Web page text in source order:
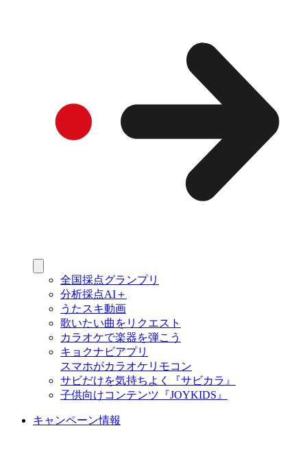
全国採点グランプリ
分析採点AI＋
うたスキ動画
歌いたい曲をリクエスト
カラオケで楽器を弾こう
キョクナビアプリ
スマホがカラオケリモコン
サビだけを気持ちよく『サビカラ』
子供向けコンテンツ『JOYKIDS』
キャンペーン情報